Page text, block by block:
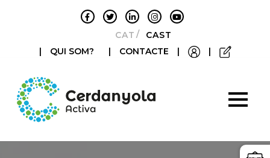
CATALÀCASTELLANO
|
QUI SOM? | CONTACTE | |